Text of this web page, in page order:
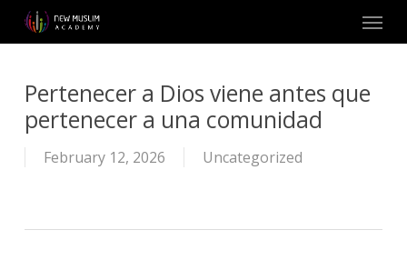
Skip
main
Menu
Pertenecer a Dios viene antes que
pertenecer a una comunidad
February 12, 2026 Uncategorized